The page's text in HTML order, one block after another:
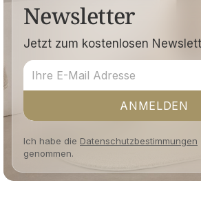
Newsletter
Jetzt zum kostenlosen
ANMELDEN
Ich habe die Datenschutzbestimmungen
genommen.